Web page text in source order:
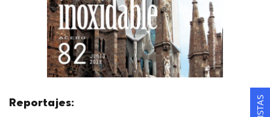
Reportajes: